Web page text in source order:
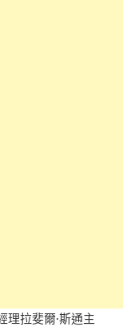
理拉斐爾·斯通主